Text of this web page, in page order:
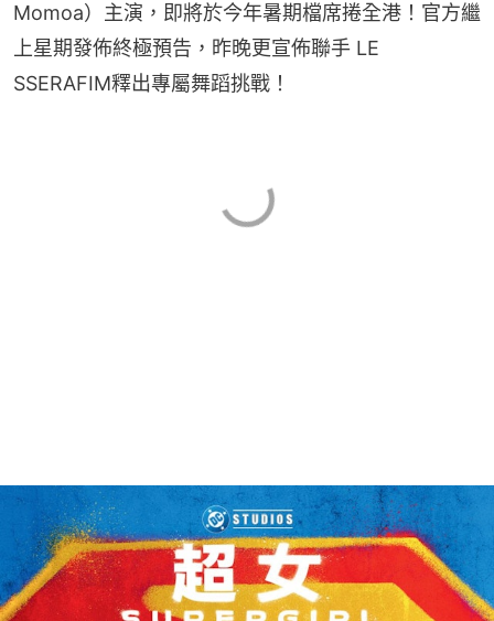
Momoa）主演，即將於今年暑期檔席捲全港！官方繼
上星期發佈終極預告，昨晚更宣佈聯手 LE
SSERAFIM釋出專屬舞蹈挑戰！